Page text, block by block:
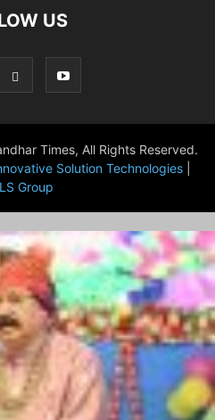
US
Times, All Rights Reserved.
Solution Technologies
Group